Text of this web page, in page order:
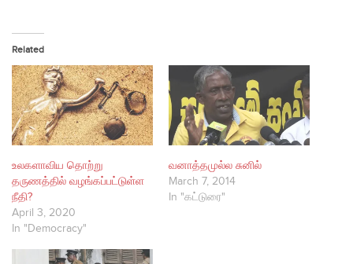
Related
உலகளாவிய தொற்று
தருணத்தில் வழங்கப்பட்டுள்ள
நீதி?
April 3, 2020
In "Democracy"
வனாத்தமுல்ல சுனில்
March 7, 2014
In "கட்டுரை"